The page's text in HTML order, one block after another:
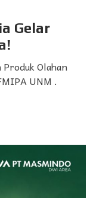
Gelar
Produk Olahan
UNM .